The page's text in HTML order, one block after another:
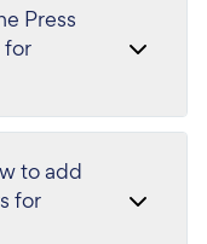
Press
for
to add
for